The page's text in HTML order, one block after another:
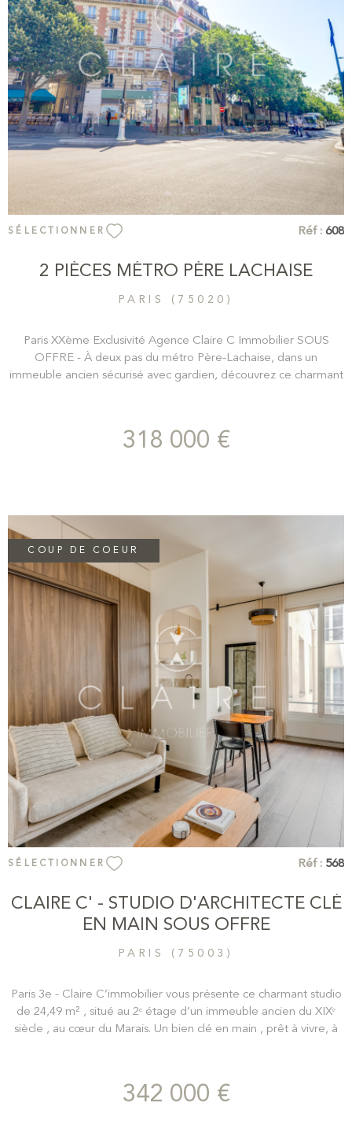
VOIR LE BIEN
SÉLECTIONNER Réf : 608
2 PIÈCES MÉTRO PÈRE LACHAISE
PARIS (75020)
Paris XXème Exclusivité Agence Claire C Immobilier SOUS
OFFRE - À deux pas du métro Père-Lachaise, dans un
immeuble ancien sécurisé avec gardien, découvrez ce charmant
cuisine aménagée, une salle de bains avec WC ainsi qu’une
grande chambre. Entièrement au calme sur cour, ce bien
318 000 €
COUP DE COEUR
VOIR LE BIEN
SÉLECTIONNER Réf : 568
CLAIRE C' - STUDIO D'ARCHITECTE CLÉ
EN MAIN SOUS OFFRE
PARIS (75003)
Paris 3e - Claire C’immobilier vous présente ce charmant studio
de 24,49 m² , situé au 2ᵉ étage d’un immeuble ancien du XIXᵉ
siècle , au cœur du Marais. Un bien clé en main , prêt à vivre, à
l’ancien et confort contemporain . Il comprend : – une pièce de
vie lumineuse faisant également office de chambre avec un lit
342 000 €